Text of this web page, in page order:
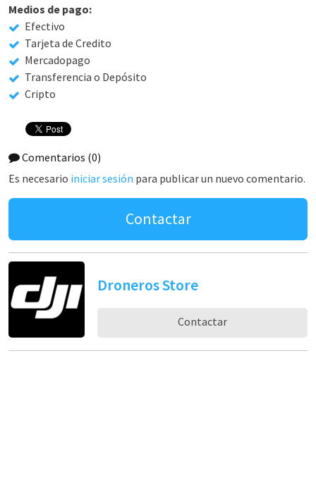
Medios de pago:
Efectivo
Tarjeta de Credito
Mercadopago
Transferencia o Depósito
Cripto
Comentarios (0)
Es necesario iniciar sesión para publicar un nuevo comentario.
Contactar
Droneros Store
Contactar